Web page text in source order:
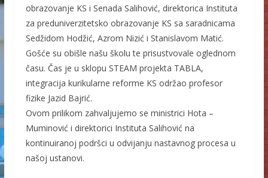
obrazovanje KS i Senada Salihović, direktorica Instituta
za preduniverzitetsko obrazovanje KS sa saradnicama
Sedžidom Hodžić, Azrom Nizić i Stanislavom Matić.
Gošće su obišle našu školu te prisustvovale oglednom
času. Čas je u sklopu STEAM projekta TABLA,
integracija kurikularne reforme KS održao profesor
fizike Jazid Bajrić.
Ovom prilikom zahvaljujemo se ministrici Hota –
Muminović i direktorici Instituta Salihović na
kontinuiranoj podršci u odvijanju nastavnog procesa u
našoj ustanovi.